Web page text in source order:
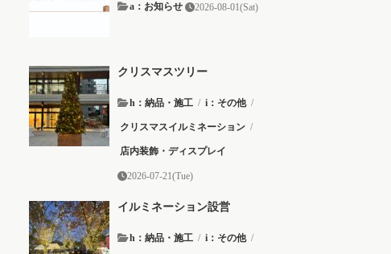
a：お知らせ 2026-08-01(Sat)
クリスマスツリー
h：納品・施工 / i：その他 /
クリスマスイルミネーション /
店内装飾・ディスプレイ
2026-07-21(Tue)
イルミネーション設営
h：納品・施工 / i：その他 /